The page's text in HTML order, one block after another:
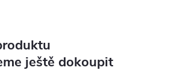
ještě dokoupit